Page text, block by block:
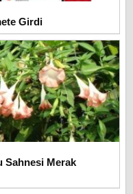
Girdi
Sahnesi Merak